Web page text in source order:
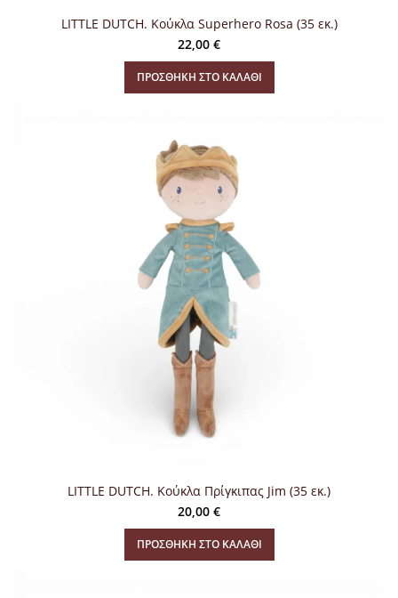
LITTLE DUTCH. Κούκλα Superhero Rosa (35 εκ.)
22,00 €
ΠΡΟΣΘΉΚΗ ΣΤΟ ΚΑΛΆΘΙ
LITTLE DUTCH. Κούκλα Πρίγκιπας Jim (35 εκ.)
20,00 €
ΠΡΟΣΘΉΚΗ ΣΤΟ ΚΑΛΆΘΙ